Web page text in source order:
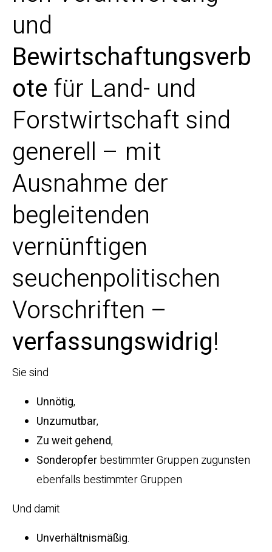
und
Bewirtschaftungsverb
ote für Land- und
Forstwirtschaft sind
generell – mit
Ausnahme der
begleitenden
vernünftigen
seuchenpolitischen
Vorschriften –
verfassungswidrig!
Sie sind
Unnötig,
Unzumutbar,
Zu weit gehend,
Sonderopferbestimmter Gruppen zugunsten
ebenfalls bestimmter Gruppen
Und damit
Unverhältnismäßig.